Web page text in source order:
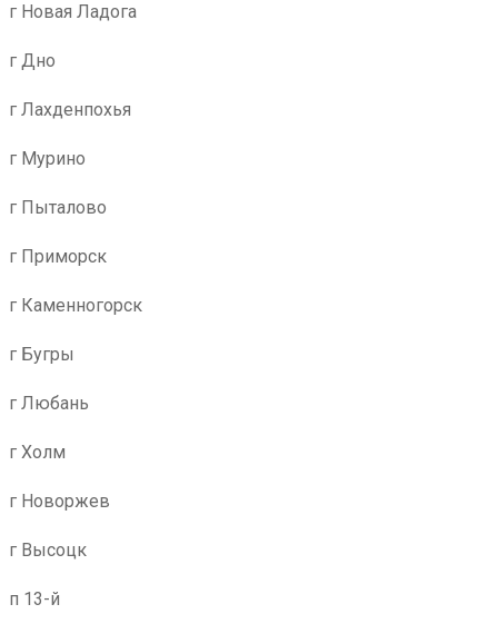
г Новая Ладога
г Дно
г Лахденпохья
г Мурино
г Пыталово
г Приморск
г Каменногорск
г Бугры
г Любань
г Холм
г Новоржев
г Высоцк
п 13-й